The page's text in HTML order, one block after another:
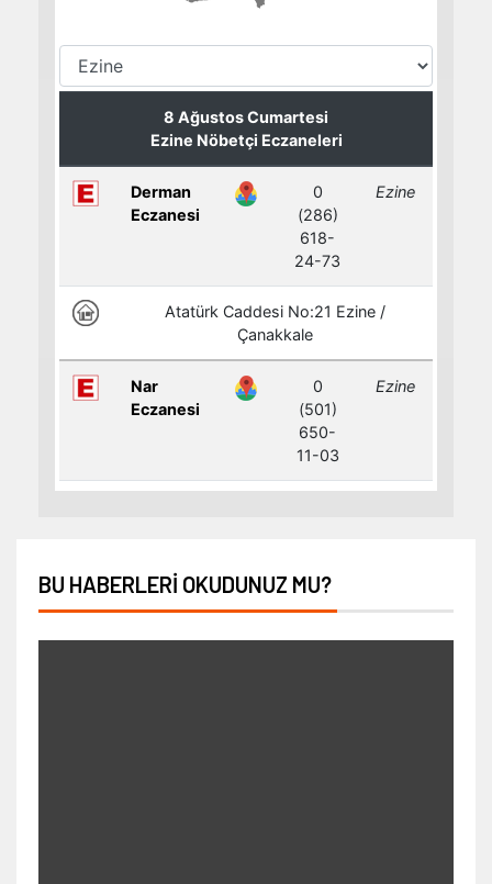
BU HABERLERI OKUDUNUZ MU?